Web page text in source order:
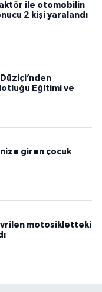
ile otomobilin
2 kişi yaralandı
Eğitimi ve
giren çocuk
motosikletteki